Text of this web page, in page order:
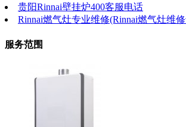
贵阳Rinnai壁挂炉400客服电话
Rinnai燃气灶专业维修(Rinnai燃气灶维
服务范围